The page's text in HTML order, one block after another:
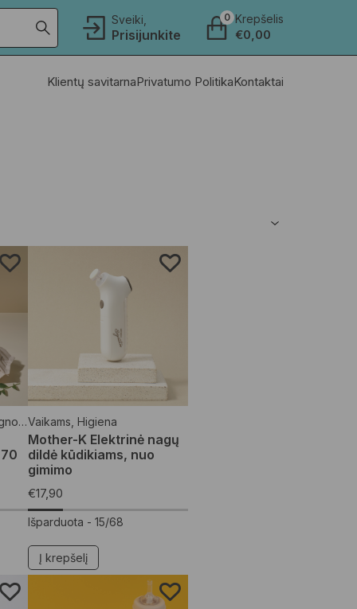
Sveiki,
Prisijunkite
Krepšelis
€0,00
0
Klientų savitarnaPrivatumo PolitikaKontaktai
Vaikams Higiena
Mother-K Elektrinė nagų
dildė kūdikiams, nuo
gimimo
€17,90
Išparduota - 15/68
Į krepšelį